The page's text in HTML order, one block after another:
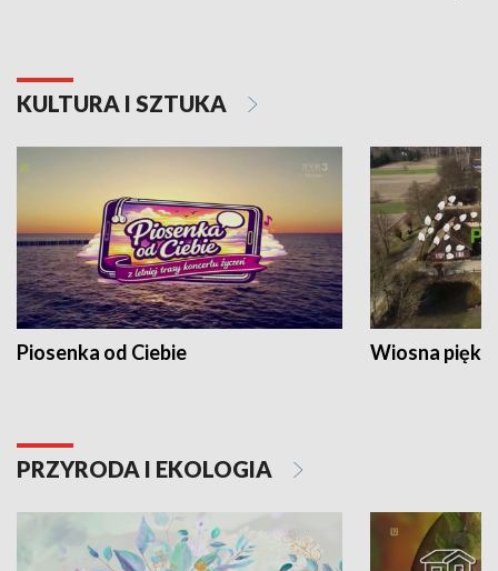
KULTURA I SZTUKA
Piosenka od Ciebie Wiosna
PRZYRODA I EKOLOGIA